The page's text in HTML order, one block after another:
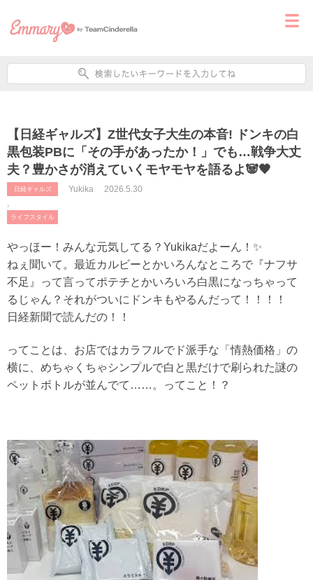
【日経ギャルズ】Z世代女子大生の本音! ドンキの白
黒包装PBに「その手があったか！」でも…戦争大丈
夫？豊かさが消えていくモヤモヤを語るよ🐼🖤
日経ギャルズ
,
ライフスタイル
Yukika 2026.5.30
やっほー！みんな元気してる？Yukikaだよーん！✨
ねぇ聞いて。最近カルビーとかいろんなところで『ナフサ
不足』って言ってポテチとかいろいろ白黒になっちゃって
るじゃん？それがついにドンキもやるんだって！！！！
日経新聞で読んだの！！
ってことは、お店ではカラフルでド派手な「情熱価格」の
横に、めちゃくちゃシンプルで白と黒だけで刷られた謎の
ペットボトルが並んでて……。ってこと！？